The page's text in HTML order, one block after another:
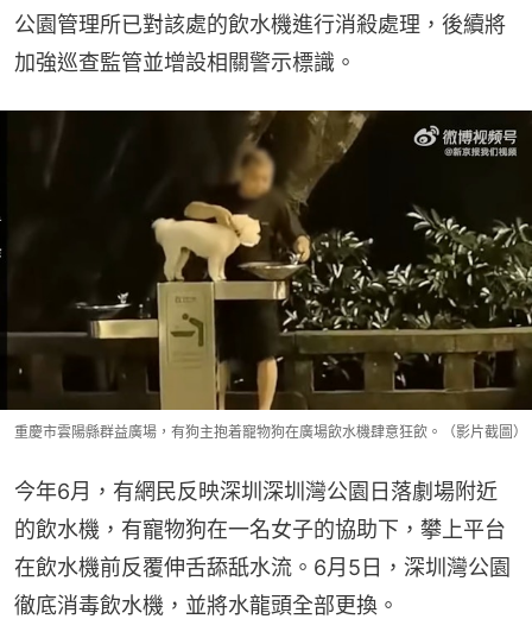
公園管理所已對該處的飲水機進行消殺處理，後續將
加強巡查監管並增設相關警示標識。
重慶市雲陽縣群益廣場，有狗主抱着寵物狗在廣場飲水機肆意狂飲。（影片截圖）
今年6月，有網民反映深圳深圳灣公園日落劇場附近
的飲水機，有寵物狗在一名女子的協助下，攀上平台
在飲水機前反覆伸舌舔舐水流。6月5日，深圳灣公園
徹底消毒飲水機，並將水龍頭全部更換。